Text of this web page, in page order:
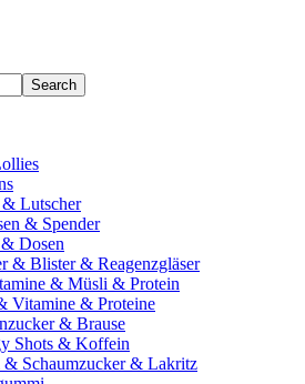
Search
Lutscher
& Spender
Dosen
& Blister & Reagenzgläser
& Müsli & Protein
Vitamine & Proteine
& Brause
Shots & Koffein
& Schaumzucker & Lakritz